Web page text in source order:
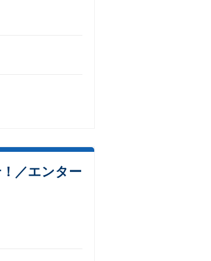
／エンター